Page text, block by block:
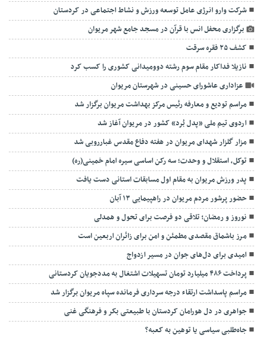
شرکت وارو انرژی عامل توسعه ورزش و نشاط اجتماعی در کردستان
برگزاری محفل انس با قرآن در مسجد جامع شهر مریوان
کشف ۲۵ فقره سرقت
نازیلا فداکار مقام سوم رشته دوومیدانی کشوری را کسب کرد
عزاداری عاشورای حسینی در شهرستان مریوان
مراسم تودیع و معارفه رئیس مرکز بهداشت مریوان برگزار شد
اردوی تیم ملی «پدل بُرد» کشور در مریوان آغاز شد
مزار گلزار شهدای مریوان در هفته دفاع مقدس غبارروبی شد
توکل، استقلال و وحدت؛ سه رکن اساسی سیره امام خمینی(ره)
پدر ورزش مریوان به مقام اول مسابقات استانی دست یافت
حضور پرشور مردم مریوان در راهپیمایی ۱۳ آبان
نوروز و رمضان؛ تلاقی دو فرصت برای تحول و همدلی
مرز باشماق مقصدی مطمئن و امن برای زائران اربعین است
امیدی برای دل‌های جوان در مسیر ازدواج
پرداخت ۴۸۶ میلیارد تومان تسهیلات اشتغال به مددجویان کردستانی
مراسم پاسداشت ارتقاء درجه سرداری فرمانده سپاه مریوان برگزار شد
جواهری در دل هورامان کردستان با طبیعتی بکر و فرهنگی غنی
جاه‌طلبی سیاسی یا توهین به کعبه؟